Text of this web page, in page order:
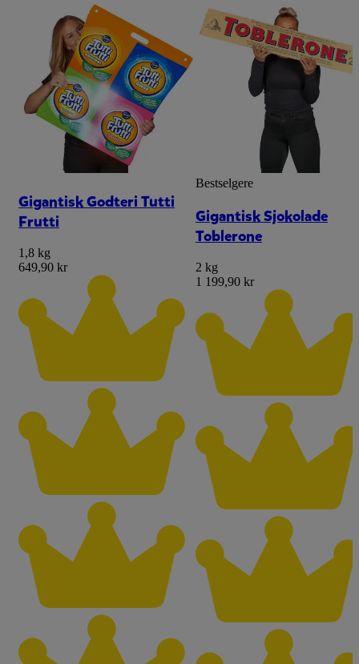
Gigantisk Godteri Tutti
Frutti
1,8 kg
649,90 kr
Bestselgere
Gigantisk Sjokolade
Toblerone
2 kg
1 199,90 kr